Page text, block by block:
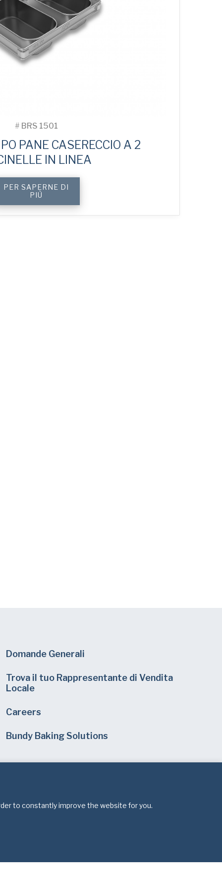
# BRS 1501
PANE CASERECCIO A 2
IN LINEA
PER SAPERNE DI
PIÙ
Domande Generali
Trova il tuo Rappresentante di Vendita
Locale
Careers
Bundy Baking Solutions
to constantly improve the website for you.